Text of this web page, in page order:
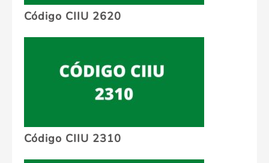
Código CIIU 2620
Código CIIU 2310